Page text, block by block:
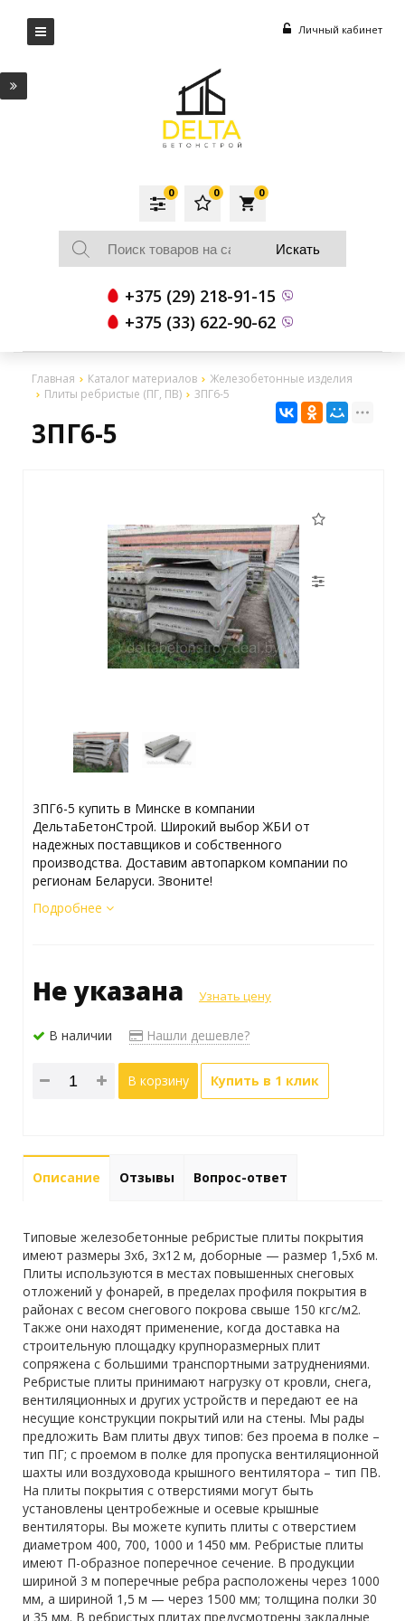
Личный кабинет
local_grocery_store
0
0
0
+375 (29) 218-91-15
+375 (33) 622-90-62
Главная Каталог материалов
Железобетонные изделия
Плиты ребристые (ПГ, ПВ)
3ПГ6-5
3ПГ6-5
3ПГ6-5 купить в Минске в компании
ДельтаБетонСтрой. Широкий выбор ЖБИ от
надежных поставщиков и собственного
производства. Доставим автопарком компании по
регионам Беларуси. Звоните!
Подробнее
Не указана Узнать цену
В наличии Нашли дешевле?
В корзину Купить в 1 клик
Описание Отзывы Вопрос-ответ
Типовые железобетонные ребристые плиты покрытия
имеют размеры 3х6, 3х12 м, доборные — размер 1,5х6 м.
Плиты используются в местах повышенных снеговых
отложений у фонарей, в пределах профиля покрытия в
районах с весом снегового покрова свыше 150 кгс/м2.
Также они находят применение, когда доставка на
строительную площадку крупноразмерных плит
сопряжена с большими транспортными затруднениями.
Ребристые плиты принимают нагрузку от кровли, снега,
вентиляционных и других устройств и передают ее на
несущие конструкции покрытий или на стены. Мы рады
предложить Вам плиты двух типов: без проема в полке –
тип ПГ; с проемом в полке для пропуска вентиляционной
шахты или воздуховода крышного вентилятора – тип ПВ.
На плиты покрытия с отверстиями могут быть
установлены центробежные и осевые крышные
вентиляторы. Вы можете купить плиты с отверстием
диаметром 400, 700, 1000 и 1450 мм. Ребристые плиты
имеют П-образное поперечное сечение. В продукции
шириной 3 м поперечные ребра расположены через 1000
мм, а шириной 1,5 м — через 1500 мм; толщина полки 30
и 35 мм. В ребристых плитах предусмотрены закладные